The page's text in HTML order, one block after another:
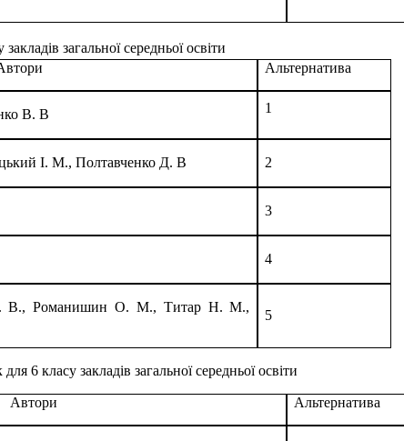
загальної середньої освіти
Альтернатива
В. В 1
І. М., Полтавченко Д. В 2
3
4
В., Романишин О. М., Титар Н. М.,
5
6 класу закладів загальної середньої освіти
Автори Альтернатива